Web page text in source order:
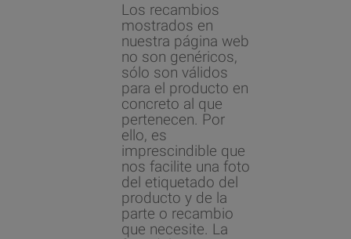
Los recambios
mostrados en
nuestra página web
no son genéricos,
sólo son válidos
para el producto en
concreto al que
pertenecen. Por
ello, es
imprescindible que
nos facilite una foto
del etiquetado del
producto y de la
parte o recambio
que necesite. La